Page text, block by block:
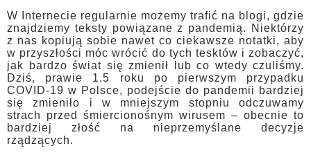
W Internecie regularnie możemy trafić na blogi, gdzie
znajdziemy teksty powiązane z pandemią. Niektórzy
z nas kopiują sobie nawet co ciekawsze notatki, aby
w przyszłości móc wrócić do tych tesktów i zobaczyć,
jak bardzo świat się zmienił lub co wtedy czuliśmy.
Dziś, prawie 1.5 roku po pierwszym przypadku
COVID-19 w Polsce, podejście do pandemii bardziej
się zmieniło i w mniejszym stopniu odczuwamy
strach przed śmiercionośnym wirusem – obecnie to
bardziej złość na nieprzemyślane decyzje
rządzących.